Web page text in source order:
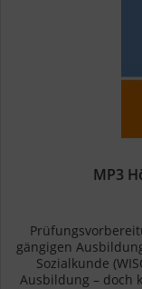
MP3
gängigen
Sozialkunde
Ausbildung – doch